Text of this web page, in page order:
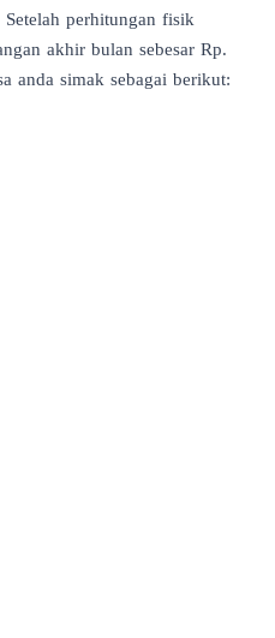
perhitungan fisik
akhir bulan sebesar Rp.
anda simak sebagai berikut: